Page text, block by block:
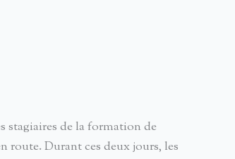
stagiaires de la formation de
route. Durant ces deux jours, les